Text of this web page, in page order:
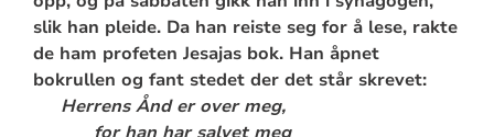
slik han pleide. Da han reiste seg for å lese, rakte
de ham profeten Jesajas bok. Han åpnet
bokrullen og fant stedet der det står skrevet:
Herrens Ånd er over meg,